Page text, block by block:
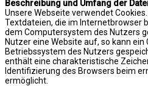
Beschreibung und Umfang der
Unsere Webseite verwendet
Textdateien, die im Internetbrowser
dem Computersystem des Nutzers
Nutzer eine Website auf, so kann ein
Betriebssystem des Nutzers
enthält eine charakteristische
Identifizierung des Browsers beim
ermöglicht.